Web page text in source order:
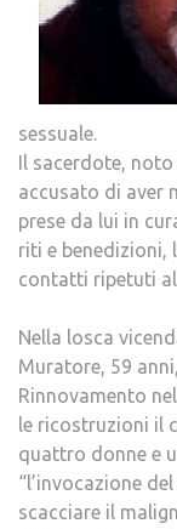
sessuale.
Il sacerdote, noto
accusato di aver
prese da lui in
riti e benedizioni,
contatti ripetuti
Nella losca
Muratore, 59
Rinnovamento
le ricostruzioni il
quattro donne e
“l’invocazione
scacciare il